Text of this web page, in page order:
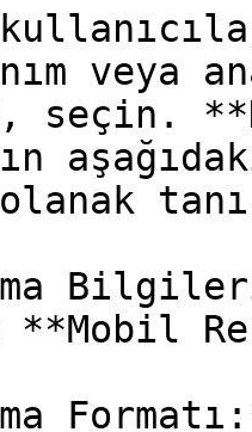
veya
seçin.
olanak
**Mobil